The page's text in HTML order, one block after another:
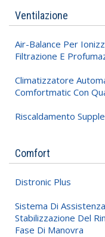
Ventilazione
Air-Balance Per
Filtrazione E
Climatizzatore
Comfortmatic Con
Riscaldamento
Comfort
Distronic Plus
Sistema Di
Stabilizzazione Del
Fase Di Manovra